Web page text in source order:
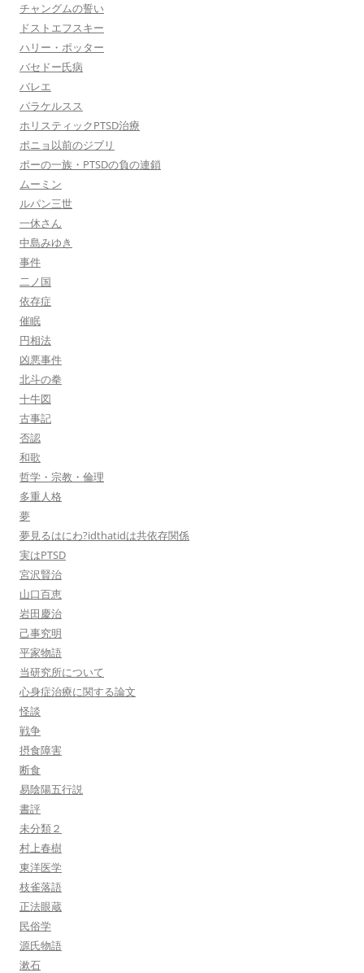
チャングムの誓い
ドストエフスキー
ハリー・ポッター
バセドー氏病
バレエ
パラケルスス
ホリスティックPTSD治療
ポニョ以前のジブリ
ポーの一族・PTSDの負の連鎖
ムーミン
ルパン三世
一休さん
中島みゆき
事件
二ノ国
依存症
催眠
円相法
凶悪事件
北斗の拳
十牛図
古事記
否認
和歌
哲学・宗教・倫理
多重人格
夢
夢見るはにわ?idthatidは共依存関係
実はPTSD
宮沢賢治
山口百恵
岩田慶治
己事究明
平家物語
当研究所について
心身症治療に関する論文
怪談
戦争
摂食障害
断食
易陰陽五行説
書評
未分類２
村上春樹
東洋医学
枝雀落語
正法眼蔵
民俗学
源氏物語
漱石